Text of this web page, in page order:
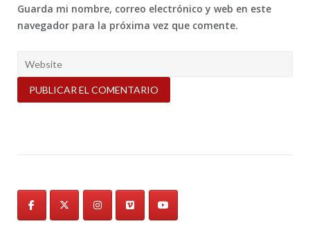
Guarda mi nombre, correo electrónico y web en este
navegador para la próxima vez que comente.